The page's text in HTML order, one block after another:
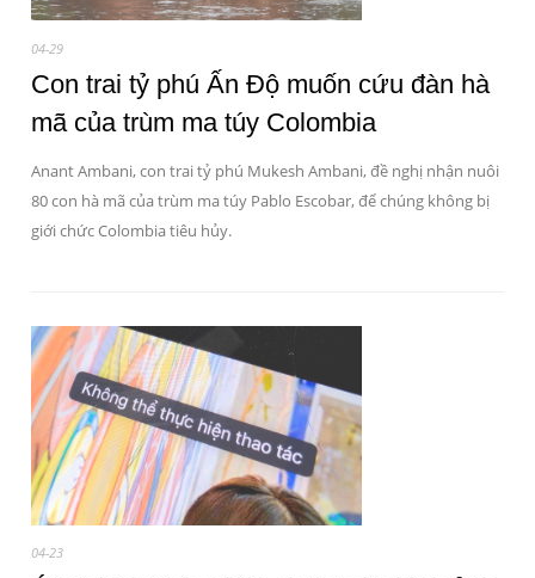
04-29
Con trai tỷ phú Ấn Độ muốn cứu đàn hà
mã của trùm ma túy Colombia
Anant Ambani, con trai tỷ phú Mukesh Ambani, đề nghị nhận nuôi
80 con hà mã của trùm ma túy Pablo Escobar, để chúng không bị
giới chức Colombia tiêu hủy.
04-23